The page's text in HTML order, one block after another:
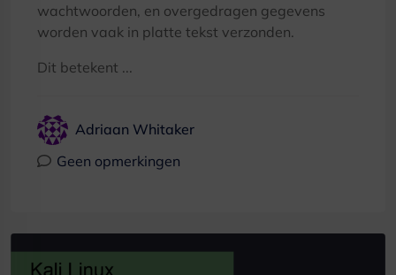
wachtwoorden, en overgedragen gegevens
worden vaak in platte tekst verzonden.
Dit betekent ...
Adriaan Whitaker
Geen opmerkingen